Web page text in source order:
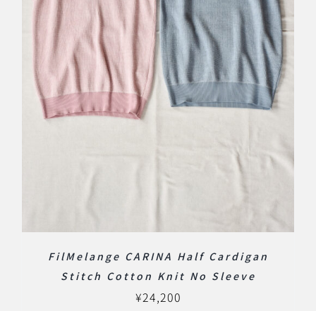
FilMelange CARINA Half Cardigan
Stitch Cotton Knit No Sleeve
¥24,200